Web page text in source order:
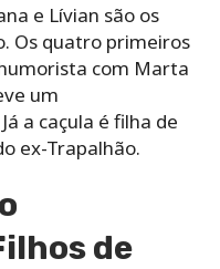
e Lívian são os
Os quatro primeiros
com Marta
um
a caçula é filha de
ex-Trapalhão.
de